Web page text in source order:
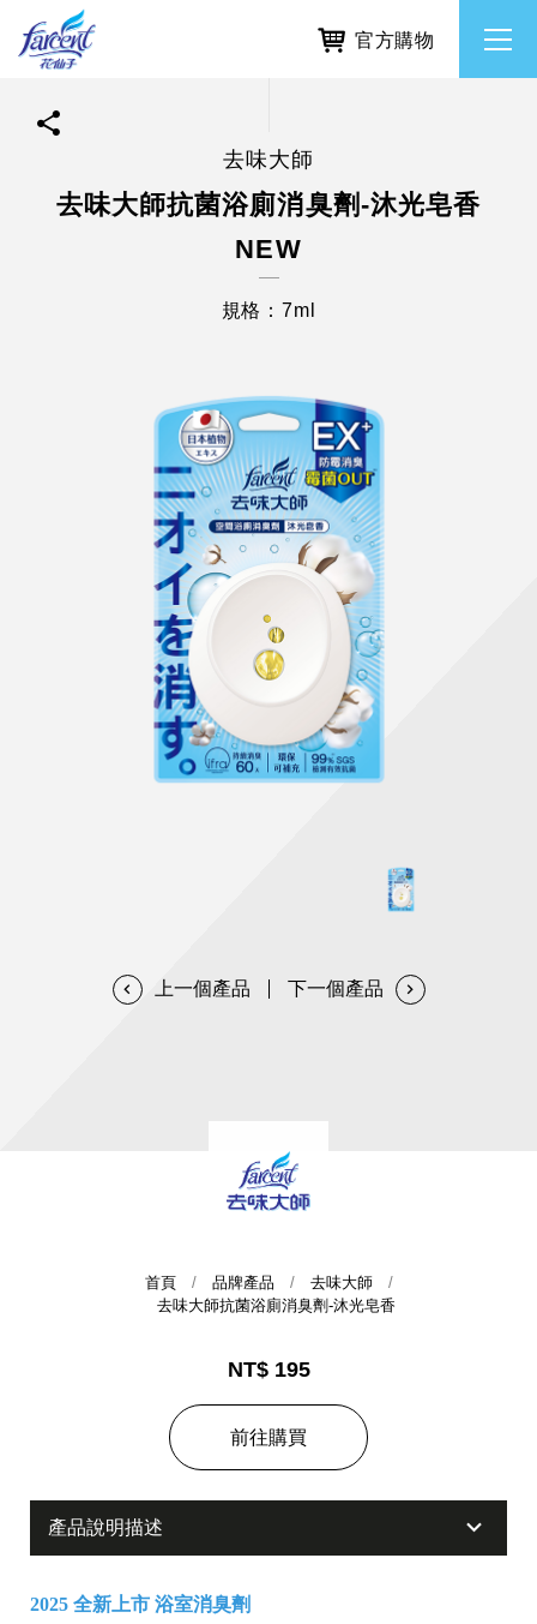
繁體中文
使命與核心價值
所有品牌
居家清潔洗劑
天然清潔洗劑
居家打掃工具
利害關係人互動與經營
透過各種型態及管道與利害關係人建立友善溝通平台
ESG永續發展
股東會相關重要事項與發佈
公司治理
提供年報、每季財報、法說會資訊
協助解決您對產品的疑問
代工服務
不斷創新突破，致力提供消費者更舒適、方便的居家生
官方購物
去味大師
去味大師抗菌浴廁消臭劑-沐光皂香
NEW
規格：7ml
首頁 品牌產品
去味大師
去味大師抗菌浴廁消臭劑-沐光皂香
NT$ 195
前往購買
產品說明描述
2025 全新上市 浴室消臭劑